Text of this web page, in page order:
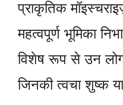
प्राकृतिक
महत्वपूर्ण भूमिका
विशेष रूप से उन
जिनकी त्वचा शुष्क